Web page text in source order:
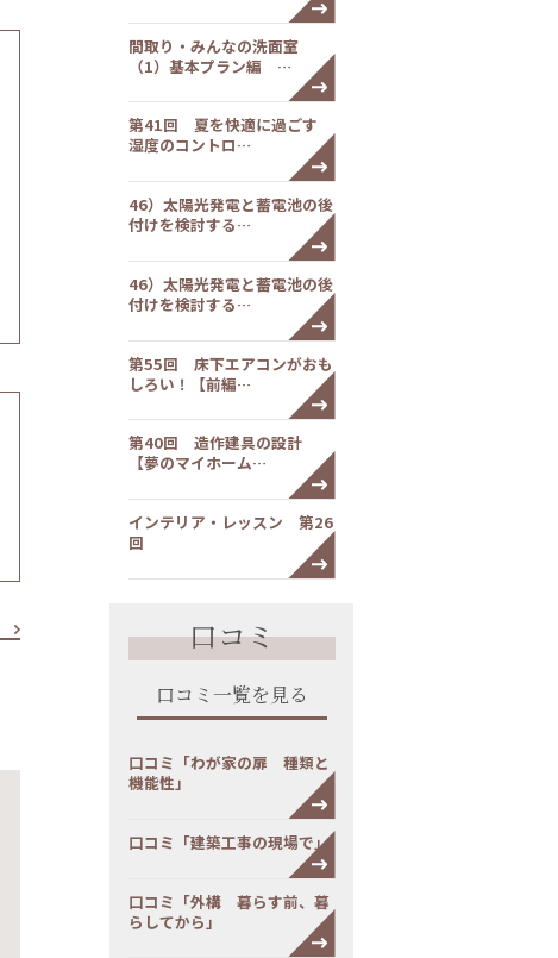
間取り・みんなの洗面室
（1）基本プラン編 …
第41回 夏を快適に過ごす
湿度のコントロ…
46）太陽光発電と蓄電池の後
付けを検討する…
46）太陽光発電と蓄電池の後
付けを検討する…
第55回 床下エアコンがおも
しろい！【前編…
第40回 造作建具の設計
【夢のマイホーム…
インテリア・レッスン 第26
回
口コミ
口コミ一覧を見る
口コミ「わが家の扉 種類と
機能性」
口コミ「建築工事の現場で」
口コミ「外構 暮らす前、暮
らしてから」